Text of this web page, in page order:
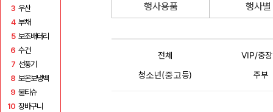
3 우산
4 부채
5 보조배터리
6 수건
7 선풍기
8 보온보냉백
9 물티슈
10 장바구니
행사용품
행사별
전체
VIP/중
청소년(중고등)
주부